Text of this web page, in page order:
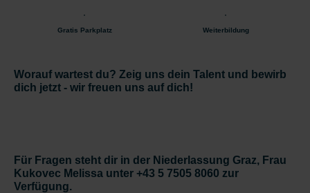
Gratis Parkplatz Weiterbildung
Worauf wartest du? Zeig uns dein Talent und bewirb
dich jetzt - wir freuen uns auf dich!
Für Fragen steht dir in der Niederlassung Graz, Frau
Kukovec Melissa unter +43 5 7505 8060 zur
Verfügung.